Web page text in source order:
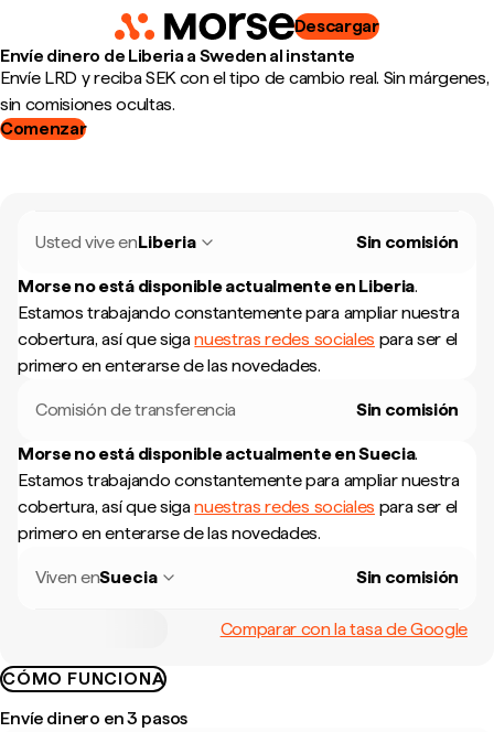
Descargar
Envíe dinero de Liberia a Sweden al instante
Envíe LRD y reciba SEK con el tipo de cambio real. Sin márgenes,
sin comisiones ocultas.
Comenzar
Usted vive enLiberia Sin comisión
Morse no está disponible actualmente en Liberia.
Estamos trabajando constantemente para ampliar nuestra
cobertura, así que siganuestras redes sociales para ser el
primero en enterarse de las novedades.
Comisión de transferencia Sin comisión
Morse no está disponible actualmente enSuecia.
Estamos trabajando constantemente para ampliar nuestra
cobertura, así que siganuestras redes sociales para ser el
primero en enterarse de las novedades.
Viven enSuecia Sin comisión
Comparar con la tasa de Google
CÓMO FUNCIONA
Envíe dinero en 3 pasos